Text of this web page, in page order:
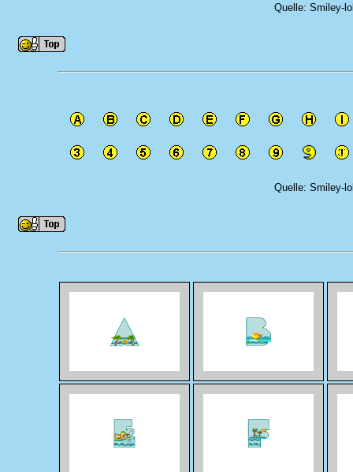
Quelle: Smiley-
Quelle: Smiley-